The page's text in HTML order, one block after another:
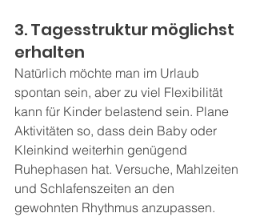
3. Tagesstruktur möglichst
erhalten
Natürlich möchte man im Urlaub
spontan sein, aber zu viel Flexibilität
kann für Kinder belastend sein. Plane
Aktivitäten so, dass dein Baby oder
Kleinkind weiterhin genügend
Ruhephasen hat. Versuche, Mahlzeiten
und Schlafenszeiten an den
gewohnten Rhythmus anzupassen.